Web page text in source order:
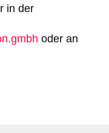
in der
oder an